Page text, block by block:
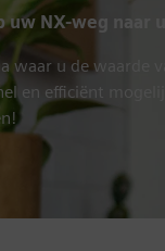
uw NX-weg naar
waar u de waarde
en efficiënt